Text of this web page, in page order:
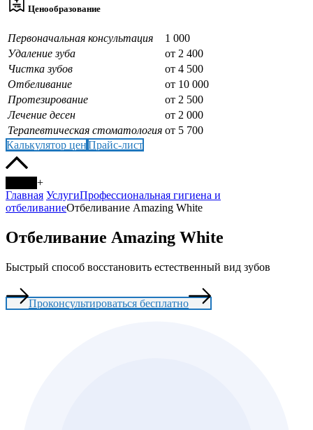
Ценообразование
Первоначальная консультация
1 000
Удаление зуба
от 2 400
Чистка зубов
от 4 500
Отбеливание
от 10 000
Протезирование
от 2 500
Лечение десен
от 2 000
Терапевтическая стоматология от 5 700
Калькулятор цен Прайс-лист
+
Главная УслугиПрофессиональная гигиена и
отбеливаниеОтбеливание Amazing White
Отбеливание Amazing White
Быстрый способ восстановить естественный вид зубов
Проконсультироваться бесплатно